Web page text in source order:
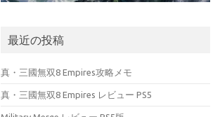
最近の投稿
真・三國無双8 Empires攻略メモ
真・三國無双8 Empires レビュー PS5